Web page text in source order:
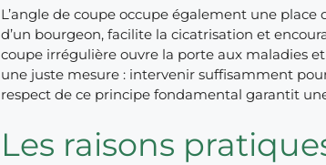
L’angle de coupe occupe également une
d’un bourgeon, facilite la cicatrisation et
coupe irrégulière ouvre la porte aux maladies
une juste mesure : intervenir suffisamment
respect de ce principe fondamental garantit
Les raisons